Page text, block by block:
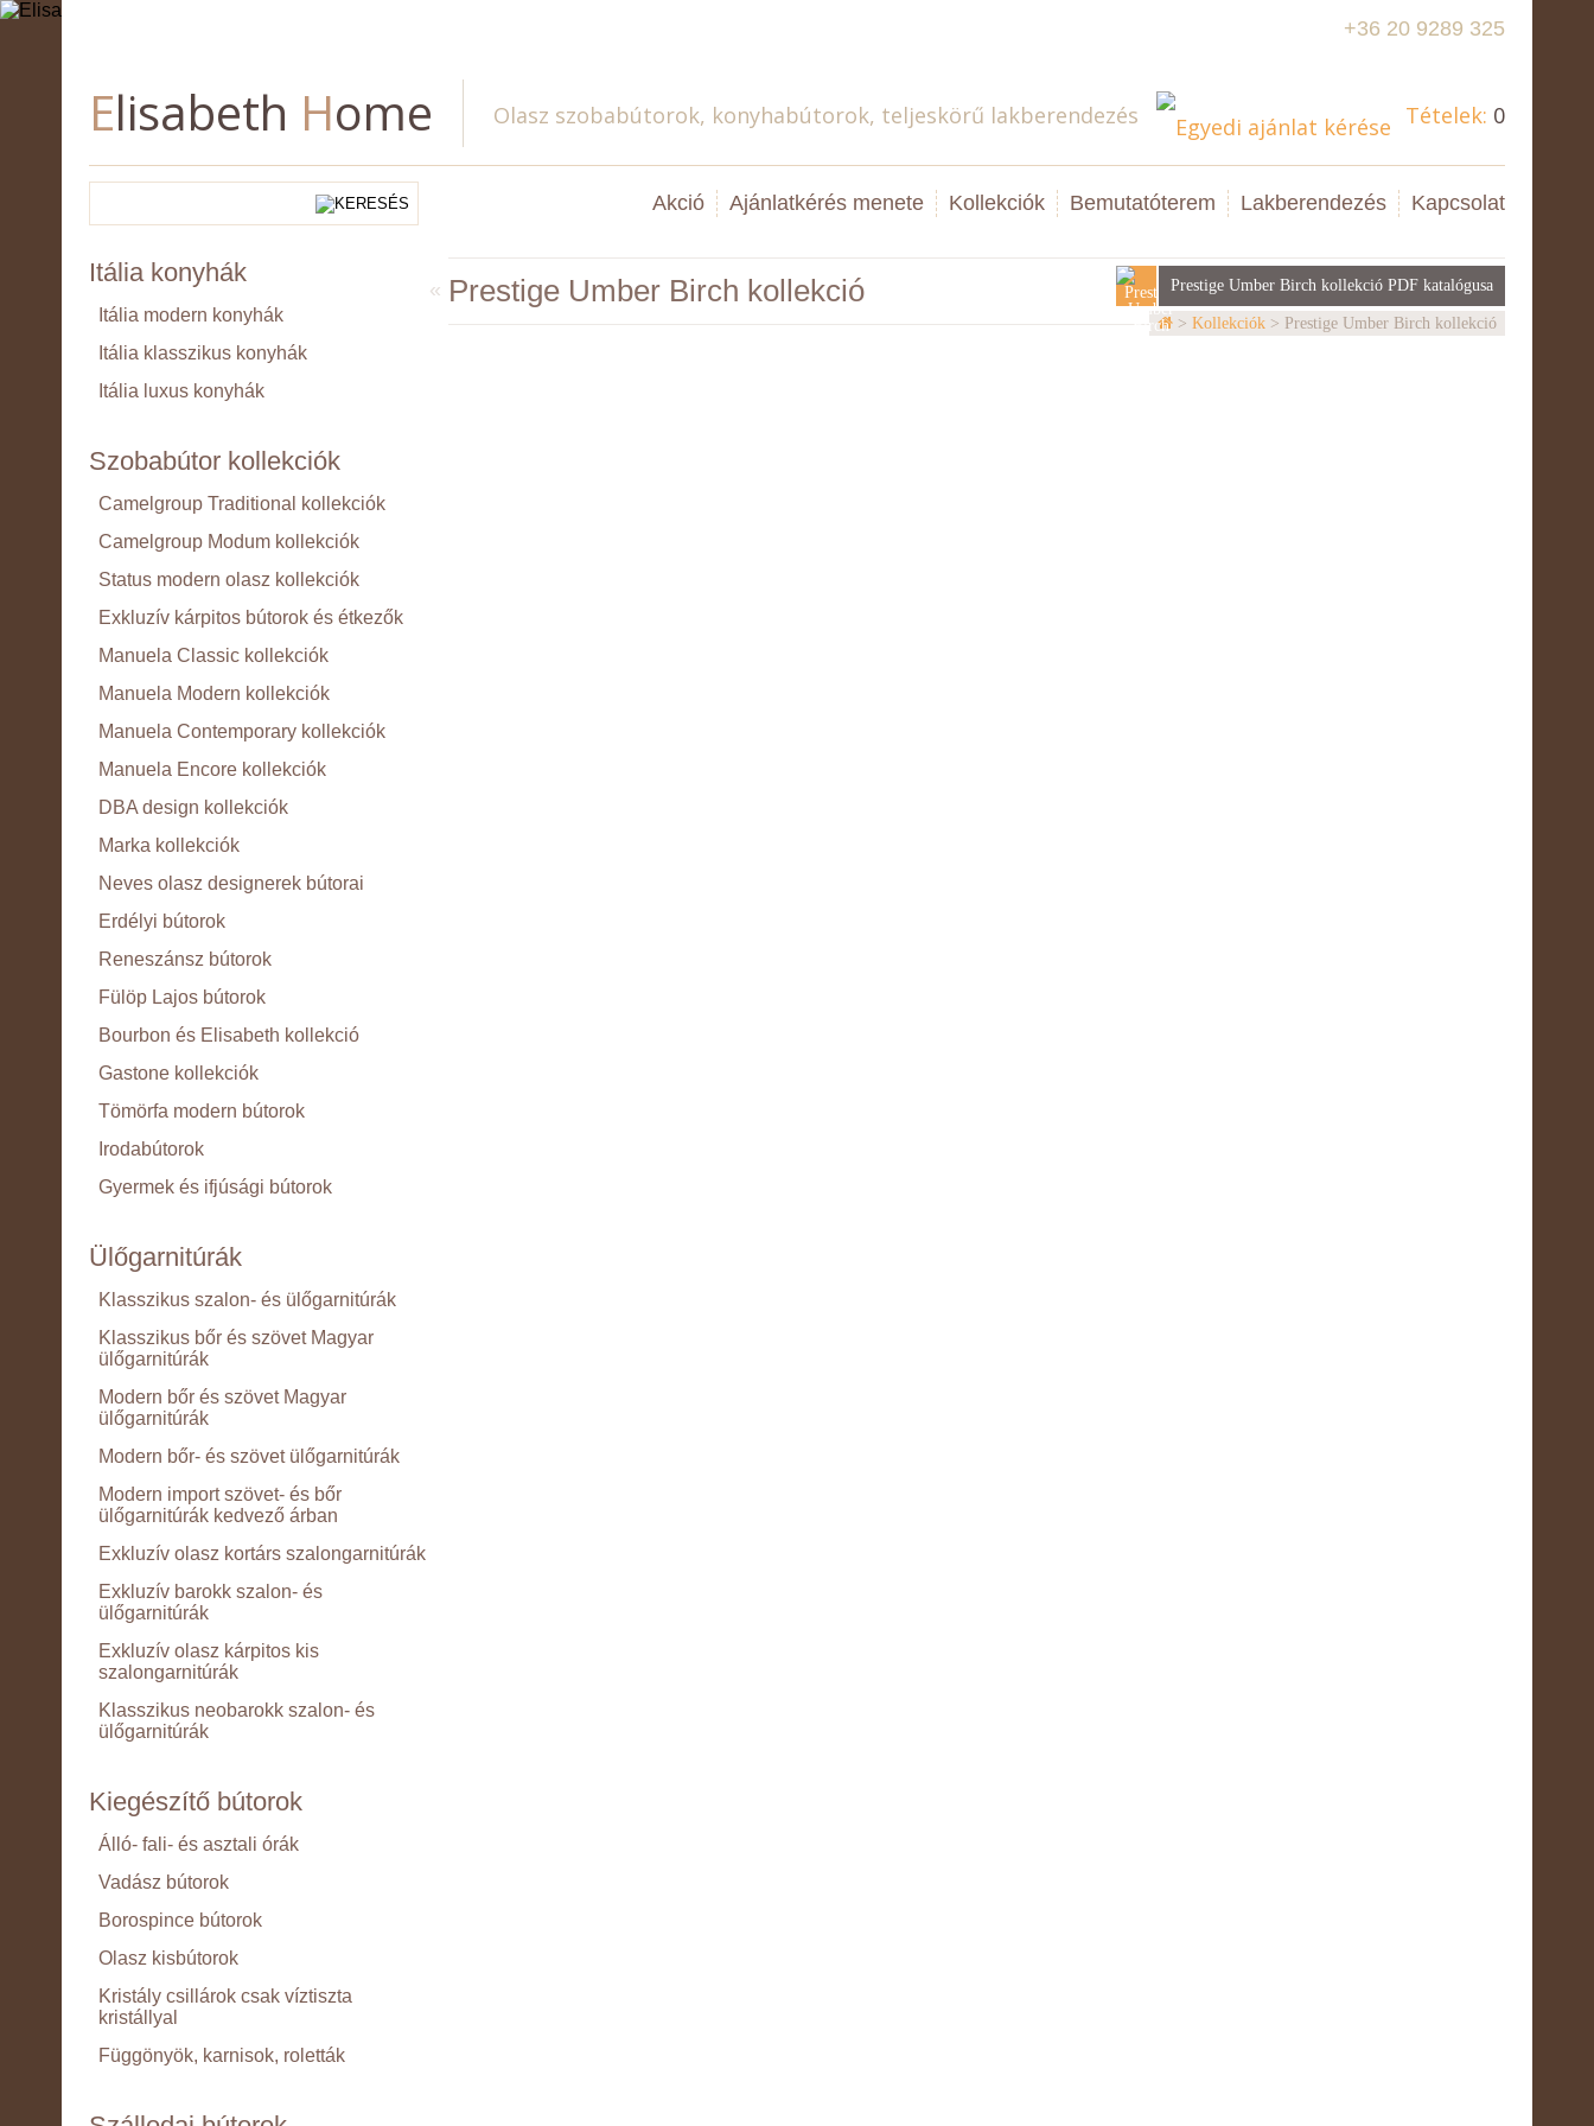
+36 20 9289 325
Elisabeth Home Olasz szobabútorok, konyhabútorok, teljeskörű lakberendezés Tételek: 0
Akció Ajánlatkérés menete Kollekciók Bemutatóterem Lakberendezés Kapcsolat
Itália konyhák
Itália modern konyhák
Itália klasszikus konyhák
Itália luxus konyhák
Szobabútor kollekciók
Camelgroup Traditional kollekciók
Camelgroup Modum kollekciók
Status modern olasz kollekciók
Exkluzív kárpitos bútorok és étkezők
Manuela Classic kollekciók
Manuela Modern kollekciók
Manuela Contemporary kollekciók
Manuela Encore kollekciók
DBA design kollekciók
Marka kollekciók
Neves olasz designerek bútorai
Erdélyi bútorok
Reneszánsz bútorok
Fülöp Lajos bútorok
Bourbon és Elisabeth kollekció
Gastone kollekciók
Tömörfa modern bútorok
Irodabútorok
Gyermek és ifjúsági bútorok
Ülőgarnitúrák
Klasszikus szalon- és ülőgarnitúrák
Klasszikus bőr és szövet Magyar
ülőgarnitúrák
Modern bőr és szövet Magyar
ülőgarnitúrák
Modern bőr- és szövet ülőgarnitúrák
Modern import szövet- és bőr
ülőgarnitúrák kedvező árban
Exkluzív olasz kortárs szalongarnitúrák
Exkluzív barokk szalon- és
ülőgarnitúrák
Exkluzív olasz kárpitos kis
szalongarnitúrák
Klasszikus neobarokk szalon- és
ülőgarnitúrák
Kiegészítő bútorok
Álló- fali- és asztali órák
Vadász bútorok
Borospince bútorok
Olasz kisbútorok
Kristály csillárok csak víztiszta
kristállyal
Függönyök, karnisok, roletták
Prestige Umber Birch kollekció
«
> Kollekciók> Prestige Umber Birch kollekció
Prestige Umber Birch kollekció PDF katalógusa